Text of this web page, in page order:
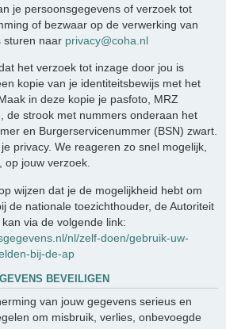
je persoonsgegevens of verzoek tot
of bezwaar op de verwerking van
sturen naar privacy@coha.nl
het verzoek tot inzage door jou is
kopie van je identiteitsbewijs met het
in deze kopie je pasfoto, MRZ
de strook met nummers onderaan het
en Burgerservicenummer (BSN) zwart.
privacy. We reageren zo snel mogelijk,
jouw verzoek.
wijzen dat je de mogelijkheid hebt om
de nationale toezichthouder, de Autoriteit
via de volgende link:
nl/zelf-doen/gebruik-uw-
bij-de-ap
BEVEILIGEN
van jouw gegevens serieus en
om misbruik, verlies, onbevoegde